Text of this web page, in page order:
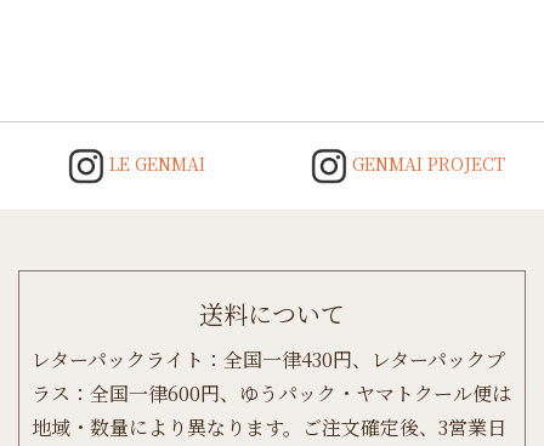
LE GENMAI GENMAI PROJECT
送料について
レターパックライト：全国一律430円、レターパックプ
ラス：全国一律600円、ゆうパック・ヤマトクール便は
地域・数量により異なります。ご注文確定後、3営業日